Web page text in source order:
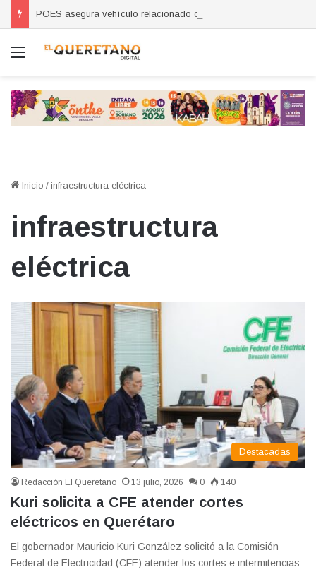
Menú
Inicio / infraestructura eléctrica
infraestructura
eléctrica
Destacadas
Redacción El Queretano 13 julio, 2026 0 140
Kuri solicita a CFE atender cortes
eléctricos en Querétaro
El gobernador Mauricio Kuri González solicitó a la Comisión
Federal de Electricidad (CFE) atender los cortes e intermitencias